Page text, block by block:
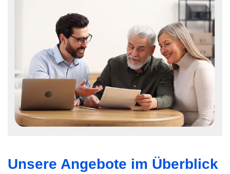
Unsere Angebote im Überblick